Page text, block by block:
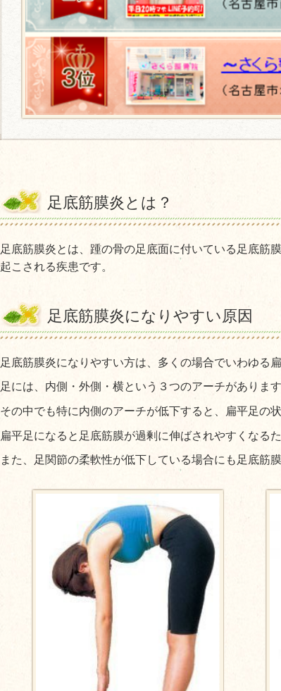
足底筋膜炎とは？
足底筋膜炎とは、踵の骨の足底面に付いている足底筋
起こされる疾患です。
足底筋膜炎になりやすい原因
足底筋膜炎になりやすい方は、多くの場合でいわゆる
足には、内側・外側・横という３つのアーチがあります
その中でも特に内側のアーチが低下すると、扁平足の
扁平足になると足底筋膜が過剰に伸ばされやすくなる
また、足関節の柔軟性が低下している場合にも足底筋